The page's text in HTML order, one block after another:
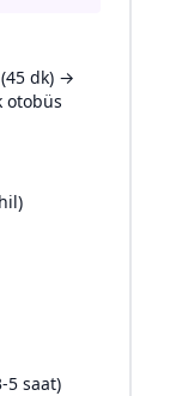
dk) →
otobüs
5 saat)